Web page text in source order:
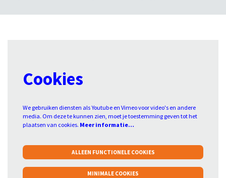
Cookies
We gebruiken diensten als Youtube en Vimeo voor video's en andere
media. Om deze te kunnen zien, moet je toestemming geven tot het
plaatsen van cookies. Meer informatie…
ALLEEN FUNCTIONELE COOKIES
MINIMALE COOKIES
Inzoomen